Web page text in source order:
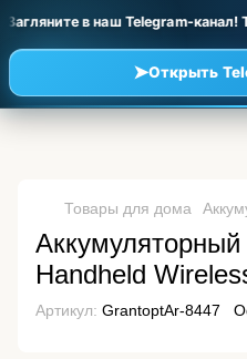
в наш Telegram-канал!
➤Открыть
Товары для дома
Handheld
Артикул: GrantoptAr-8447